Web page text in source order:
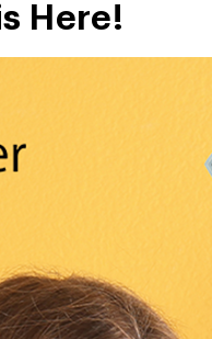
Here!